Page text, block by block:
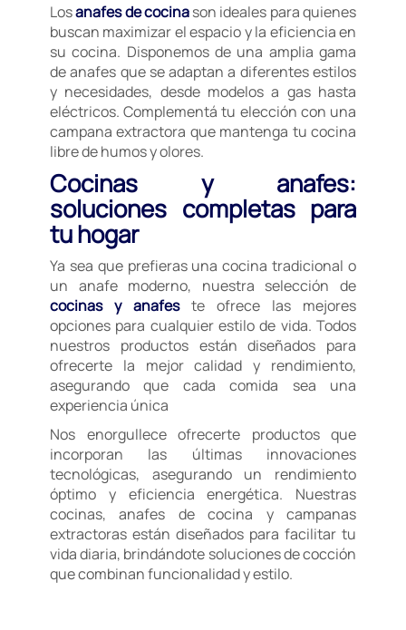
Losanafes de cocinason ideales para quienes
buscan maximizar el espacio y la eficiencia en
su cocina. Disponemos de una amplia gama
de anafes que se adaptan a diferentes estilos
y necesidades, desde modelos a gas hasta
eléctricos. Complementá tu elección con una
campana extractora que mantenga tu cocina
libre de humos y olores.
Cocinas y anafes:
soluciones completas para
tu hogar
Ya sea que prefieras una cocina tradicional o
un anafe moderno, nuestra selección de
cocinas y anafeste ofrece las mejores
opciones para cualquier estilo de vida. Todos
nuestros productos están diseñados para
ofrecerte la mejor calidad y rendimiento,
asegurando que cada comida sea una
experiencia única
Nos enorgullece ofrecerte productos que
incorporan las últimas innovaciones
tecnológicas, asegurando un rendimiento
óptimo y eficiencia energética. Nuestras
cocinas, anafes de cocina y campanas
extractoras están diseñados para facilitar tu
vida diaria, brindándote soluciones de cocción
que combinan funcionalidad y estilo.